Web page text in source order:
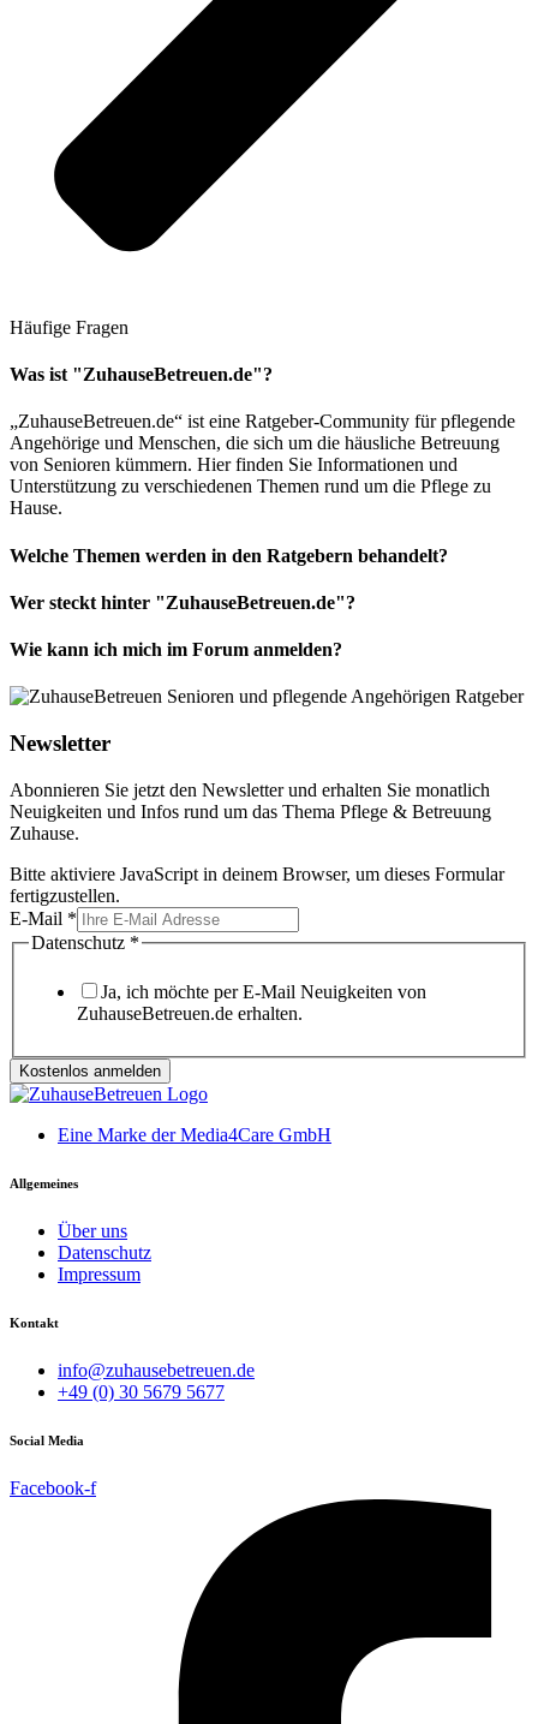
Häufige Fragen
Was ist "ZuhauseBetreuen.de"?
„ZuhauseBetreuen.de“ ist eine Ratgeber-Community für pflegende
Angehörige und Menschen, die sich um die häusliche Betreuung
von Senioren kümmern. Hier finden Sie Informationen und
Unterstützung zu verschiedenen Themen rund um die Pflege zu
Hause.
Welche Themen werden in den Ratgebern behandelt?
Wer steckt hinter "ZuhauseBetreuen.de"?
Wie kann ich mich im Forum anmelden?
Newsletter
Abonnieren Sie jetzt den Newsletter und erhalten Sie monatlich
Neuigkeiten und Infos rund um das Thema Pflege & Betreuung
Zuhause.
Bitte aktiviere JavaScript in deinem Browser, um dieses Formular
fertigzustellen.
E-Mail *
Datenschutz *
Ja, ich möchte per E-Mail Neuigkeiten von
ZuhauseBetreuen.de erhalten.
Kostenlos anmelden
Eine Marke der Media4Care GmbH
Allgemeines
Über uns
Datenschutz
Impressum
Kontakt
info@zuhausebetreuen.de
+49 (0) 30 5679 5677
Social Media
Facebook-f